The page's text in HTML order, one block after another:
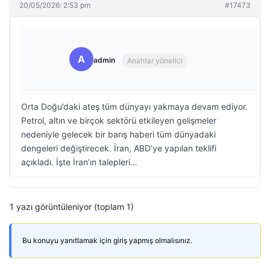
20/05/2026: 2:53 pm #17473
A admin Anahtar yönetici
Orta Doğu’daki ateş tüm dünyayı yakmaya devam ediyor.
Petrol, altın ve birçok sektörü etkileyen gelişmeler
nedeniyle gelecek bir barış haberi tüm dünyadaki
dengeleri değiştirecek. İran, ABD’ye yapılan teklifi
açıkladı. İşte İran’ın talepleri…
1 yazı görüntüleniyor (toplam 1)
Bu konuyu yanıtlamak için giriş yapmış olmalısınız.